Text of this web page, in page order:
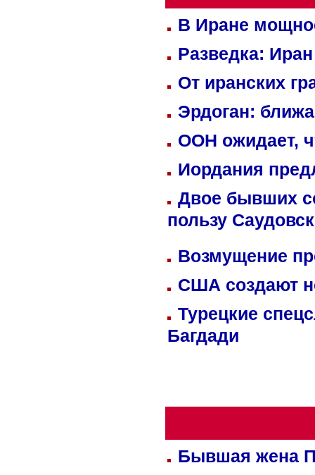
В Иране
Разведка:
От иранских
Эрдоган:
ООН ожидает,
Иордания
Двое бывших
пользу
Возмущение
США создают
Турецкие
Багдади
Бывшая жена